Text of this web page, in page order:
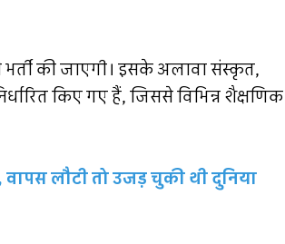
भर्ती की जाएगी। इसके अलावा संस्कृत,
किए गए हैं, जिससे विभिन्न शैक्षणिक
लौटी तो उजड़ चुकी थी दुनिया